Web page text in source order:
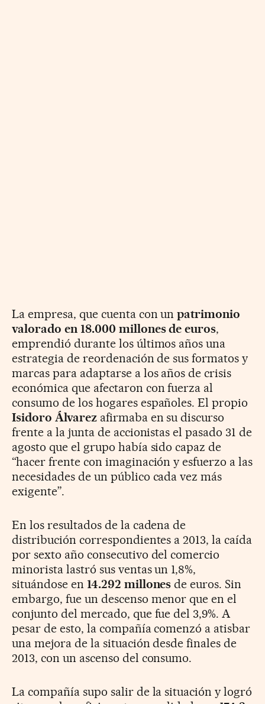
La empresa, que cuenta con unpatrimonio
valorado en 18.000 millones de euros,
emprendió durante los últimos años una
estrategia de reordenación de sus formatos y
marcas para adaptarse a los años de crisis
económica que afectaron con fuerza al
consumo de los hogares españoles. El propio
Isidoro Álvarezafirmaba en su discurso
frente a la junta de accionistas el pasado 31 de
agosto que el grupo había sido capaz de
“hacer frente con imaginación y esfuerzo a las
necesidades de un público cada vez más
exigente”.
En los resultados de la cadena de
distribución correspondientes a 2013, la caída
por sexto año consecutivo del comercio
minorista lastró sus ventas un 1,8%,
situándose en 14.292 millones de euros. Sin
embargo, fue un descenso menor que en el
conjunto del mercado, que fue del 3,9%. A
pesar de esto, la compañía comenzó a atisbar
una mejora de la situación desde finales de
2013, con un ascenso del consumo.
La compañía supo salir de la situación y logró